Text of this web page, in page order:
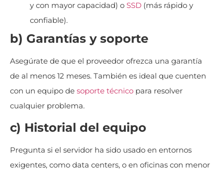
y con mayor capacidad) o SSD (más rápido y
confiable).
b) Garantías y soporte
Asegúrate de que el proveedor ofrezca una garantía
de al menos 12 meses. También es ideal que cuenten
con un equipo de soporte técnico para resolver
cualquier problema.
c) Historial del equipo
Pregunta si el servidor ha sido usado en entornos
exigentes, como data centers, o en oficinas con menor